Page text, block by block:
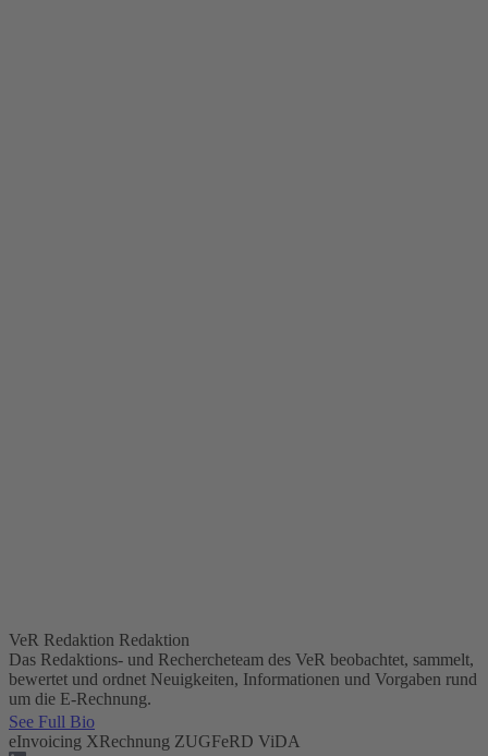
VeR Redaktion Redaktion
Das Redaktions- und Rechercheteam des VeR beobachtet, sammelt,
bewertet und ordnet Neuigkeiten, Informationen und Vorgaben rund
um die E-Rechnung.
See Full Bio
eInvoicing XRechnung ZUGFeRD ViDA